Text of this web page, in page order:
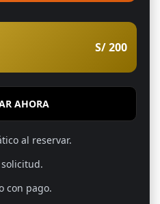
S/ 200
AHORA
al reservar.
con pago.